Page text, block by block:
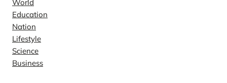
World
Education
Nation
Lifestyle
Science
Business